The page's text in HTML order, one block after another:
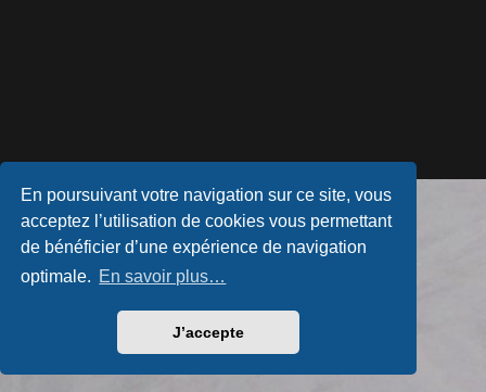
En poursuivant votre navigation sur ce site, vous
acceptez l’utilisation de cookies vous permettant
de bénéficier d’une expérience de navigation
optimale. En savoir plus…
J’accepte
Développé parphpBB® Forum Software © phpBB Limited
Style parArty- phpBB 3.3 par MrGaby
Traduction française officielle
Qiaeru
Confidentialité